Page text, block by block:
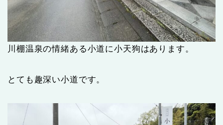
川棚温泉の情緒ある小道に小天狗はあります。
とても趣深い小道です。